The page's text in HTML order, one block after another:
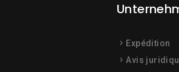
Expédition
Avis